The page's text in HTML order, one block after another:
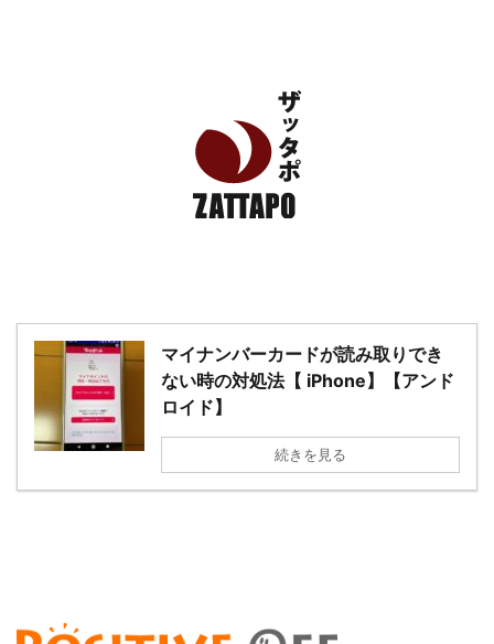
マイナンバーカードが読み取りでき
ない時の対処法【 iPhone】【アンド
ロイド】
続きを見る